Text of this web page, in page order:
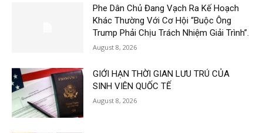
Phe Dân Chủ Đang Vạch Ra Kế Hoạch
Khác Thường Với Cơ Hội “Buộc Ông
Trump Phải Chịu Trách Nhiệm Giải Trình”.
August 8, 2026
GIỚI HẠN THỜI GIAN LƯU TRÚ CỦA
SINH VIÊN QUỐC TẾ
August 8, 2026